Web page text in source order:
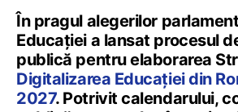
În pragul alegerilor
Educației a lansat procesul
publică pentru elaborarea
Digitalizarea Educației din
2027. Potrivit calendarului,